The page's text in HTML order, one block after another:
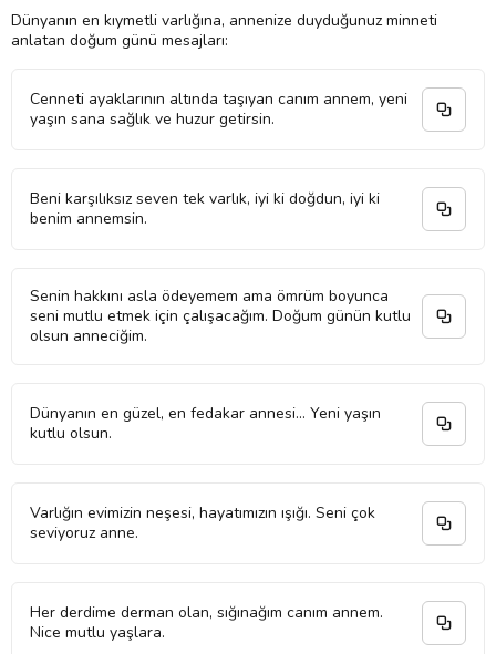
Dünyanın en kıymetli varlığına, annenize duyduğunuz minneti
anlatan doğum günü mesajları:
Cenneti ayaklarının altında taşıyan canım annem, yeni
yaşın sana sağlık ve huzur getirsin.
Beni karşılıksız seven tek varlık, iyi ki doğdun, iyi ki
benim annemsin.
Senin hakkını asla ödeyemem ama ömrüm boyunca
seni mutlu etmek için çalışacağım. Doğum günün kutlu
olsun anneciğim.
Dünyanın en güzel, en fedakar annesi... Yeni yaşın
kutlu olsun.
Varlığın evimizin neşesi, hayatımızın ışığı. Seni çok
seviyoruz anne.
Her derdime derman olan, sığınağım canım annem.
Nice mutlu yaşlara.